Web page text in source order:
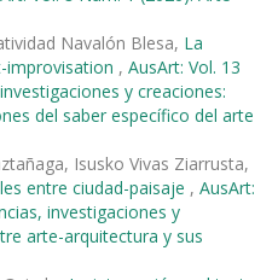
Navalón Blesa, La
improvisation , AusArt: Vol. 13
y creaciones:
del saber específico del arte
Isusko Vivas Ziarrusta,
entre ciudad-paisaje , AusArt:
investigaciones y
arte-arquitectura y sus